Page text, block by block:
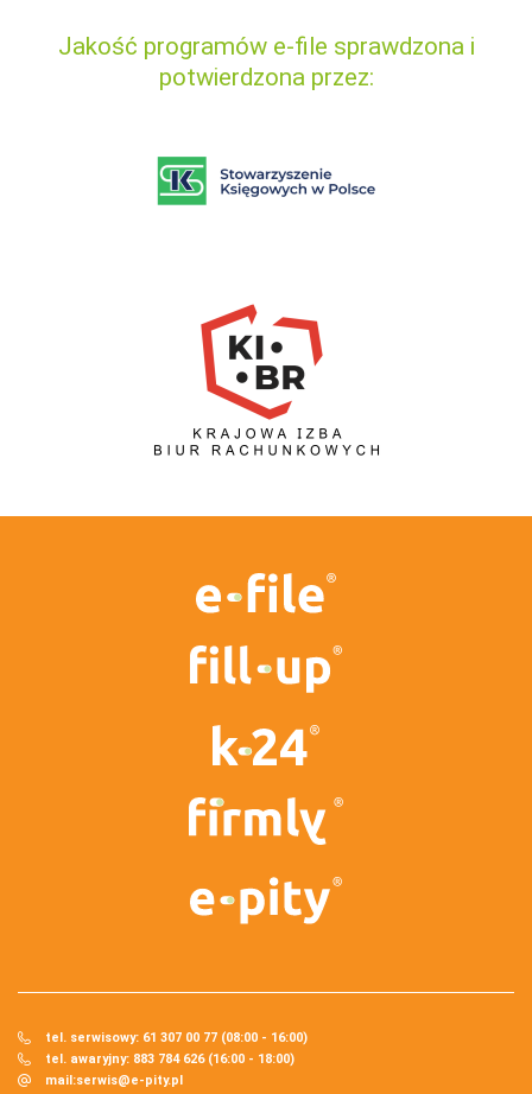
Jakość programów e-file sprawdzona i
potwierdzona przez:
tel. serwisowy: 61 307 00 77 (08:00 - 16:00)
tel. awaryjny: 883 784 626 (16:00 - 18:00)
mail:serwis@e-pity.pl